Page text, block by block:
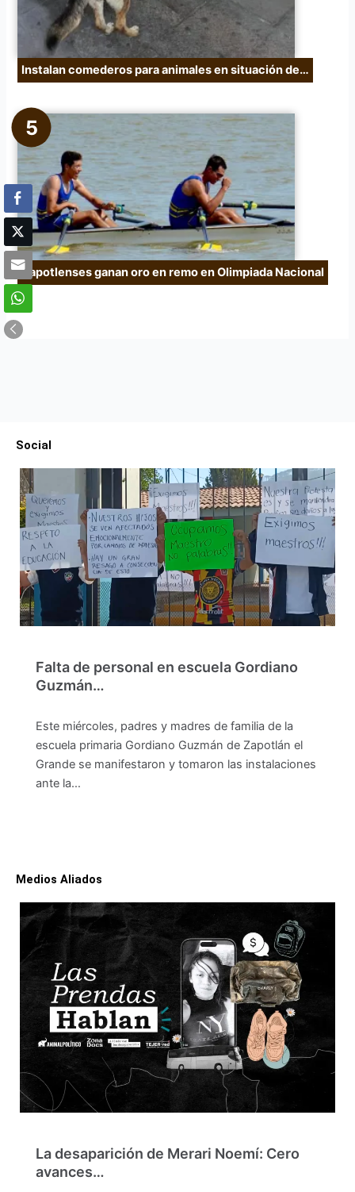
Instalan comederos para animales en situación de…
Zapotlenses ganan oro en remo en Olimpiada Nacional
Social
Falta de personal en escuela Gordiano
Guzmán…
Este miércoles, padres y madres de familia de la
escuela primaria Gordiano Guzmán de Zapotlán el
Grande se manifestaron y tomaron las instalaciones
ante la…
Medios Aliados
La desaparición de Merari Noemí: Cero
avances…